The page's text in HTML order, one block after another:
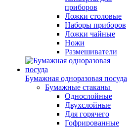
приборов
Ложки столовые
Наборы приборов
Ложки чайные
Ножи
Размешиватели
Бумажная одноразовая посуда
Бумажные стаканы
Однослойные
Двухслойные
Для горячего
Гофрированные